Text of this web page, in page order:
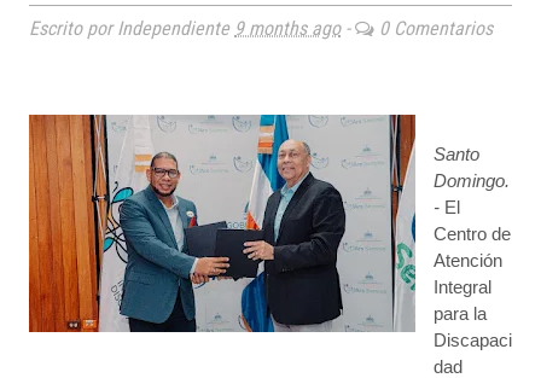
Escrito por Independiente 9 months ago- 0 Comentarios
Santo
Domingo.
- El
Centro de
Atención
Integral
para la
Discapaci
dad